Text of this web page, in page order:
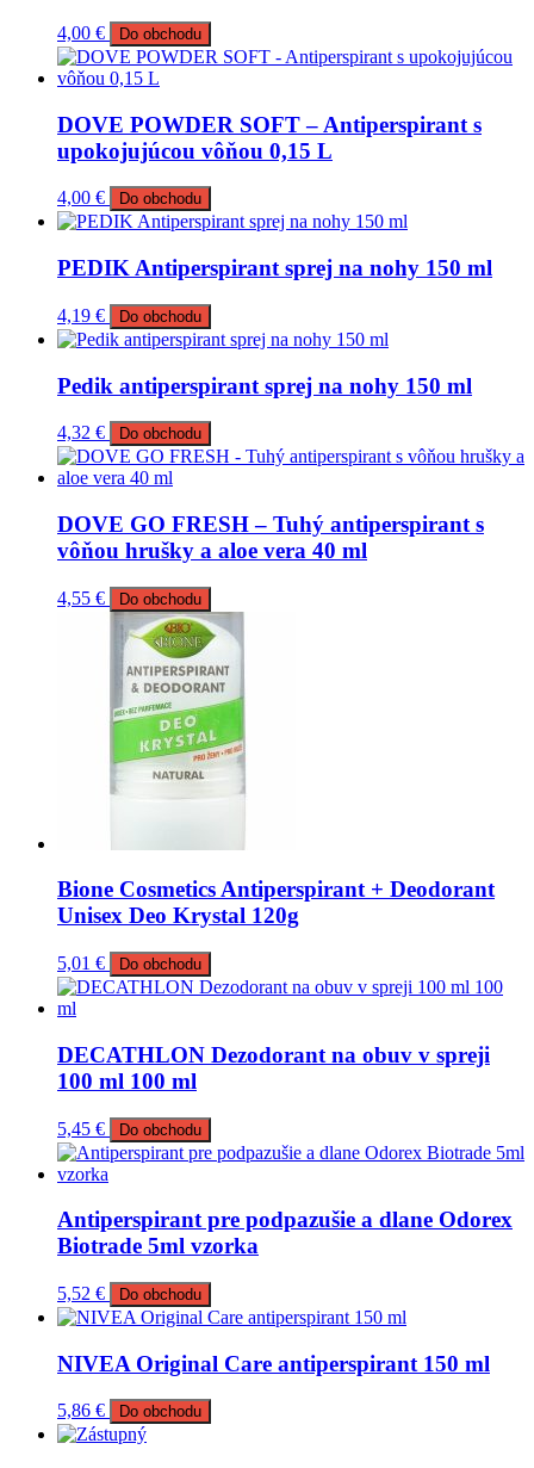
4,00 € Do obchodu
DOVE POWDER SOFT – Antiperspirant s
upokojujúcou vôňou 0,15 L
4,00 € Do obchodu
PEDIK Antiperspirant sprej na nohy 150 ml
4,19 € Do obchodu
Pedik antiperspirant sprej na nohy 150 ml
4,32 € Do obchodu
DOVE GO FRESH – Tuhý antiperspirant s
vôňou hrušky a aloe vera 40 ml
4,55 € Do obchodu
Bione Cosmetics Antiperspirant + Deodorant
Unisex Deo Krystal 120g
5,01 € Do obchodu
DECATHLON Dezodorant na obuv v spreji
100 ml 100 ml
5,45 € Do obchodu
Antiperspirant pre podpazušie a dlane Odorex
Biotrade 5ml vzorka
5,52 € Do obchodu
NIVEA Original Care antiperspirant 150 ml
5,86 € Do obchodu